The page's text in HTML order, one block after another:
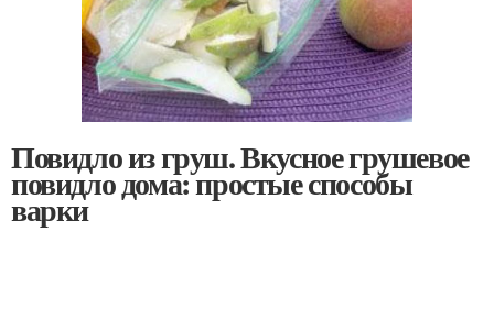
Повидло из груш. Вкусное грушевое
повидло дома: простые способы
варки